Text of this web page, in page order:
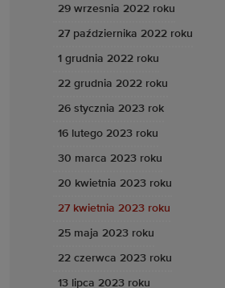
29 wrzesnia 2022 roku
27 października 2022 roku
1 grudnia 2022 roku
22 grudnia 2022 roku
26 stycznia 2023 rok
16 lutego 2023 roku
30 marca 2023 roku
20 kwietnia 2023 roku
27 kwietnia 2023 roku
25 maja 2023 roku
22 czerwca 2023 roku
13 lipca 2023 roku